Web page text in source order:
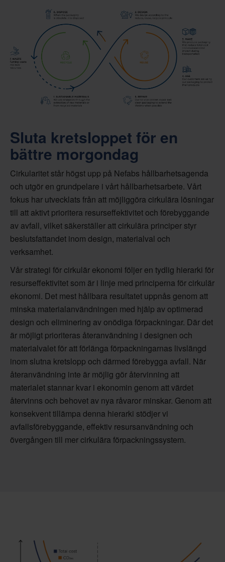
Sluta kretsloppet för en
bättre morgondag
Cirkularitet står högst upp på Nefabs hållbarhetsagenda
och utgör en grundpelare i vårt hållbarhetsarbete. Vårt
fokus har utvecklats från att möjliggöra cirkulära lösningar
till att aktivt prioritera resurseffektivitet och förebyggande
av avfall, vilket säkerställer att cirkulära principer styr
beslutsfattandet inom design, materialval och
verksamhet.
Vår strategi för cirkulär ekonomi följer en tydlig hierarki för
resurseffektivitet som är i linje med principerna för cirkulär
ekonomi. Det mest hållbara resultatet uppnås genom att
minska materialanvändningen med hjälp av optimerad
design och eliminering av onödiga förpackningar. Där det
är möjligt prioriteras återanvändning i designen och
materialvalet för att förlänga förpackningarnas livslängd
inom slutna kretslopp och därmed förebygga avfall. När
återanvändning inte är möjlig gör återvinning att
materialet stannar kvar i ekonomin genom att värdet
återvinns och behovet av nya råvaror minskar. Genom att
konsekvent tillämpa denna hierarki stödjer vi
avfallsförebyggande, effektiv resursanvändning och
övergången till mer cirkulära förpackningssystem.